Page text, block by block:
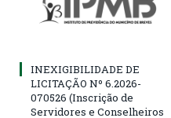
INEXIGIBILIDADE DE
LICITAÇÃO Nº 6.2026-
070526 (Inscrição de
Servidores e Conselheiros